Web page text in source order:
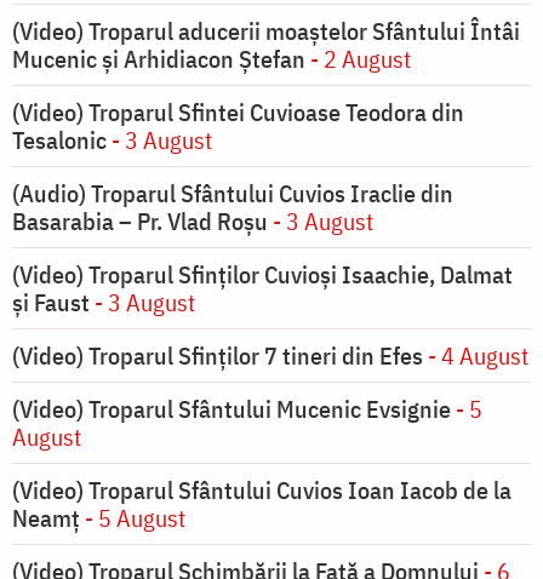
(Video) Troparul aducerii moaștelor Sfântului Întâi
Mucenic și Arhidiacon Ștefan - 2 August
(Video) Troparul Sfintei Cuvioase Teodora din
Tesalonic- 3 August
(Audio) Troparul Sfântului Cuvios Iraclie din
Basarabia – Pr. Vlad Roșu - 3 August
(Video) Troparul Sfinților Cuvioși Isaachie, Dalmat
și Faust - 3 August
(Video) Troparul Sfinților 7 tineri din Efes - 4 August
(Video) Troparul Sfântului Mucenic Evsignie- 5
August
(Video) Troparul Sfântului Cuvios Ioan Iacob de la
Neamț - 5 August
(Video) Troparul Schimbării la Față a Domnului - 6